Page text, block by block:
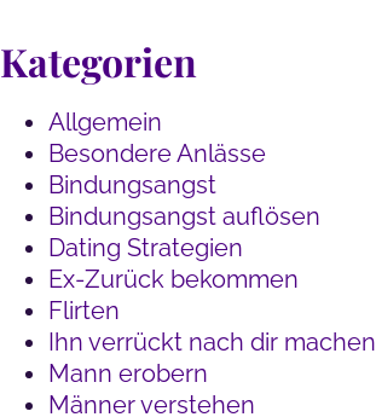
Kategorien
Allgemein
Besondere Anlässe
Bindungsangst
Bindungsangst auflösen
Dating Strategien
Ex-Zurück bekommen
Flirten
Ihn verrückt nach dir machen
Mann erobern
Männer verstehen